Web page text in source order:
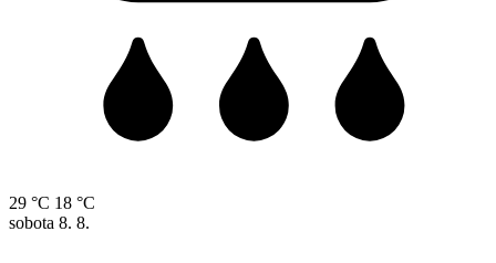
29 °C 18 °C
sobota 8. 8.